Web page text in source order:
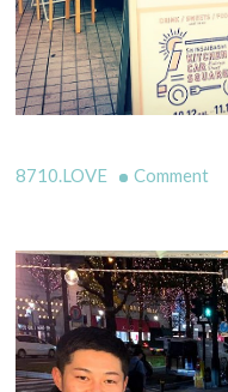
8710.LOVE Commenton
橋
キ
ッ
チ
ン